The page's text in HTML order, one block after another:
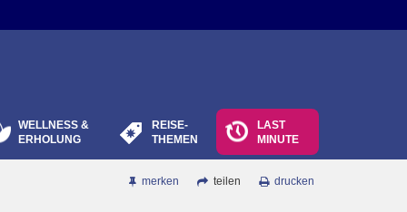
WELLNESS &
ERHOLUNG
REISE-
THEMEN
LAST
MINUTE
drucken
teilen
merken